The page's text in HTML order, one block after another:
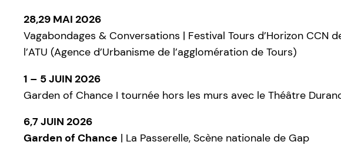
28,29 MAI 2026
Vagabondages & Conversations | Festival Tours d’Horizon CCN
l’ATU (Agence d’Urbanisme de l’agglomération de Tours)
1 – 5 JUIN 2026
Garden of Chance I tournée hors les murs avec le Théâtre
6,7 JUIN 2026
Garden of Chance | La Passerelle, Scène nationale de Gap